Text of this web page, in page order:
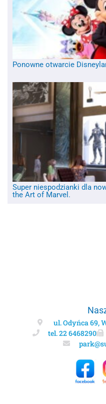
Ponowne otwarcie
Super niespodzianki dla
the Art of Marvel.
ul. Odyńca 69,
tel. 22 6468290